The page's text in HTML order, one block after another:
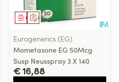
Op voorschrift
Geneesmiddel
Eurogenerics (EG)
Mometasone EG 50Mcg
Susp Neusspray 3 X 140
€ 16,88